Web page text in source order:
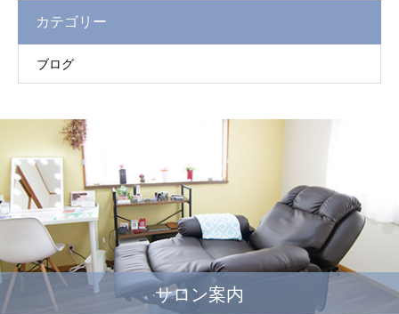
カテゴリー
ブログ
サロン案内